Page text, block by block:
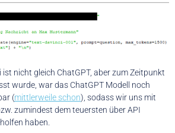
ist nicht gleich ChatGPT, aber zum Zeitpunkt
wurde, war das ChatGPT Modell noch
(mittlerweile schon), sodass wir uns mit
zumindest dem teuersten über API
haben.